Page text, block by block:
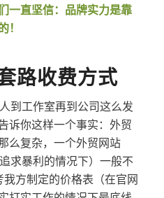
一直坚信：品牌实力是靠
路收费方式
到工作室再到公司这么发
诉你这样一个事实：外贸
么复杂，一个外贸网站
求暴利的情况下）一般不
方制定的价格表（在官网